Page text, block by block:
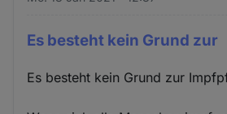
Es besteht kein Grund zur
Es besteht kein Grund zur